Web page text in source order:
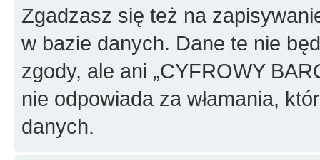
Zgadzasz się też na
w bazie danych. Dane te nie
zgody, ale ani „CYFROWY
nie odpowiada za włamania,
danych.